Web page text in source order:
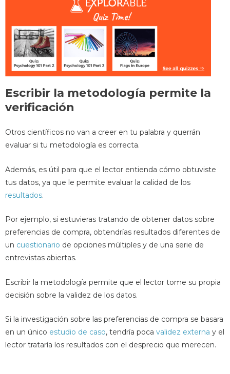
Escribir la metodología permite la
verificación
Otros científicos no van a creer en tu palabra y querrán
evaluar si tu metodología es correcta.
Además, es útil para que el lector entienda cómo obtuviste
tus datos, ya que le permite evaluar la calidad de los
resultados.
Por ejemplo, si estuvieras tratando de obtener datos sobre
preferencias de compra, obtendrías resultados diferentes de
un cuestionario de opciones múltiples y de una serie de
entrevistas abiertas.
Escribir la metodología permite que el lector tome su propia
decisión sobre la validez de los datos.
Si la investigación sobre las preferencias de compra se basara
en un único estudio de caso, tendría poca validez externa y el
lector trataría los resultados con el desprecio que merecen.